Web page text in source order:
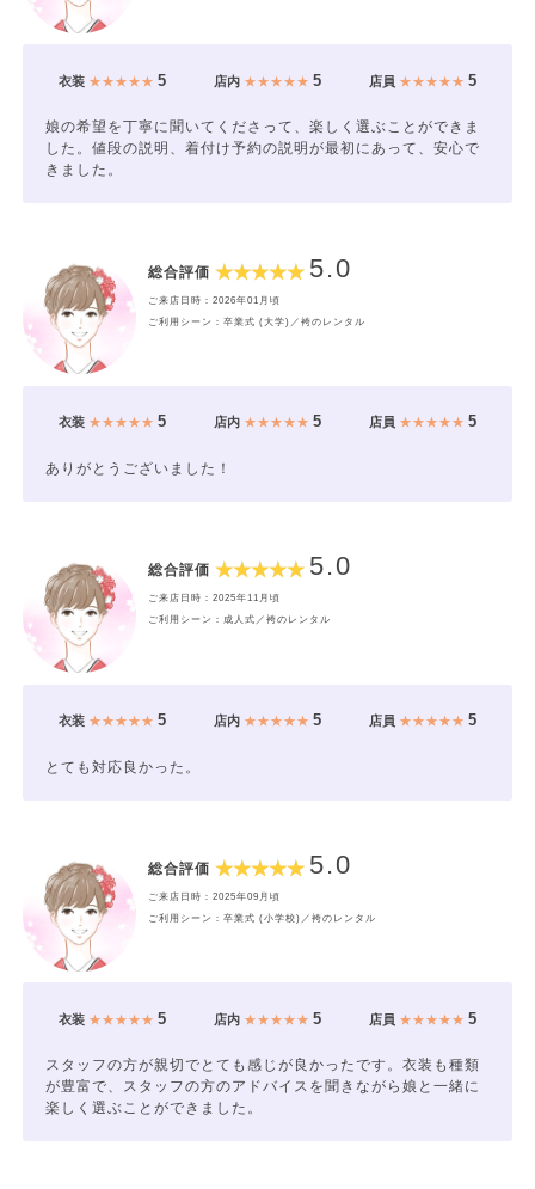
衣装★★★★★ 5 店内★★★★★ 5 店員 ★★★★★5
娘の希望を丁寧に聞いてくださって、楽しく選ぶことができま
した。値段の説明、着付け予約の説明が最初にあって、安心で
きました。
総合評価 5.0
ご来店日時：2026年01月頃
ご利用シーン：卒業式 (大学)／袴のレンタル
衣装★★★★★ 5 店内★★★★★ 5 店員 ★★★★★5
ありがとうございました！
総合評価 5.0
ご来店日時：2025年11月頃
ご利用シーン：成人式／袴のレンタル
衣装★★★★★ 5 店内★★★★★ 5 店員 ★★★★★5
とても対応良かった。
総合評価 5.0
ご来店日時：2025年09月頃
ご利用シーン：卒業式 (小学校)／袴のレンタル
衣装★★★★★ 5 店内★★★★★ 5 店員 ★★★★★5
スタッフの方が親切でとても感じが良かったです。衣装も種類
が豊富で、スタッフの方のアドバイスを聞きながら娘と一緒に
楽しく選ぶことができました。